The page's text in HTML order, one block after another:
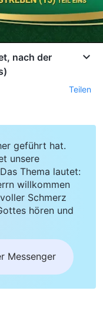
nach der
Teilen
geführt hat.
unsere
Thema lautet:
willkommen
Schmerz
hören und
Messenger